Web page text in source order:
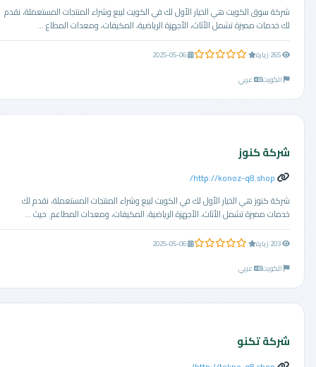
شركة سوق الكويت هي الخيار الأول لك في الكويت لبيع وشراء المنتجات المستعملة، نقدم
لك خدمات مميزة تشمل الأثاث، الأجهزة الرياضية، المكيفات، ومعدات المطاع ...
0.0 من 5 نجوم
2025-05-06
الكويت
عربي
شركة كنوز
http://konoz-q8.shop/
شركة كنوز هي الخيار الأول لك في الكويت لبيع وشراء المنتجات المستعملة، نقدم لك
خدمات مميزة تشمل الأثاث، الأجهزة الرياضية، المكيفات، ومعدات المطاعم. حيث ...
0.0 من 5 نجوم
2025-05-06
الكويت
عربي
شركة تكنو